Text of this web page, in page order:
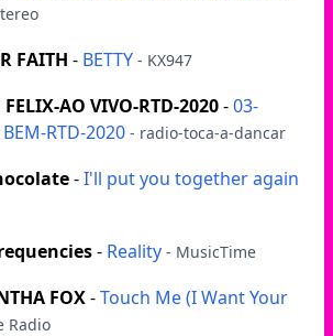
FAITH - BETTY - KX947
AO VIVO-RTD-2020-03-
RTD-2020 - radio-toca-a-dancar
-I'll put you together again
- Reality - MusicTime
FOX-Touch Me (I Want Your
Radio